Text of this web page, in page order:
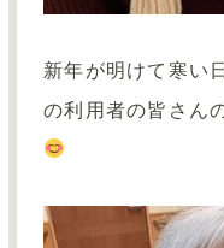
新年が明けて寒い
の利用者の皆さん